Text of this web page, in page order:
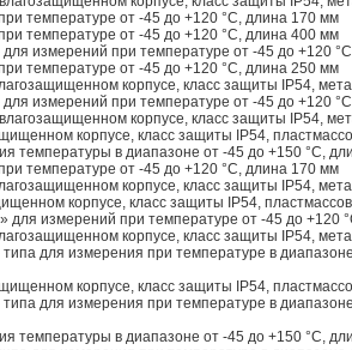
температуре от -45 до +120 °C, длина 170 мм
температуре от -45 до +120 °C, длина 400 мм
измерений при температуре от -45 до +120
температуре от -45 до +120 °C, длина 250 мм
корпусе, класс защиты IP54,
измерений при температуре от -45 до +120
корпусе, класс защиты IP54,
корпусе, класс защиты IP54,
температуры в диапазоне от -45 до +150 °C,
температуре от -45 до +120 °C, длина 170 мм
корпусе, класс защиты IP54,
корпусе, класс защиты IP54,
измерений при температуре от -45 до +120
корпусе, класс защиты IP54,
для измерения при температуре в
корпусе, класс защиты IP54,
для измерения при температуре в
температуры в диапазоне от -45 до +150 °C,